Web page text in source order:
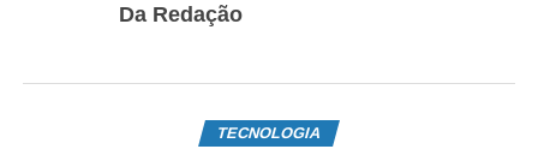
Da Redação
TECNOLOGIA